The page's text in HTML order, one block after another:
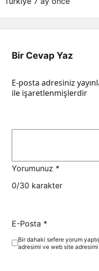
Bir Cevap Yaz
E-posta adresiniz
ile işaretlenmişlerdir
Yorumunuz *
0/30 karakter
E-Posta *
Bir dahaki sefere yorum
adresimi ve web site